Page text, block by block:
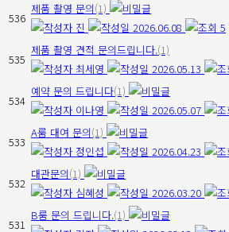
536
제품 촬영 문의(1)
진
2026.06.08 5
535
제품 촬영 견적 문의드립니다.(1)
최세영
2026.05.13
534
예약 문의 드립니다(1)
이나영
2026.05.07
533
A룸 대여 문의(1)
정인섭
2026.04.23
532
대관문의(1)
심혜성
2026.03.20
531
B룸 문의 드립니다.(1)